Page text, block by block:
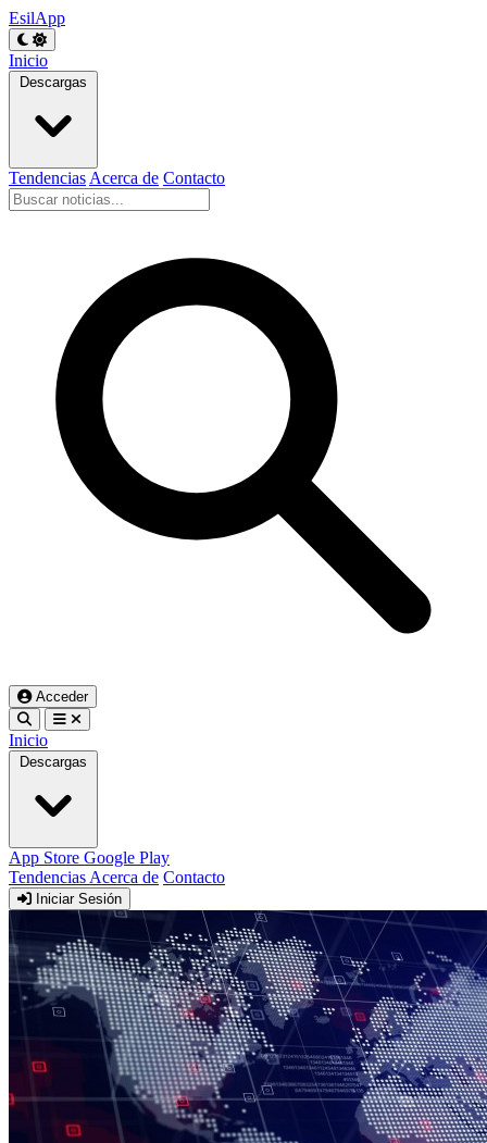
EsilApp
Inicio
Descargas
Tendencias Acerca de Contacto
Acceder
Inicio
Descargas
App Store Google Play
Tendencias Acerca de Contacto
Iniciar Sesión